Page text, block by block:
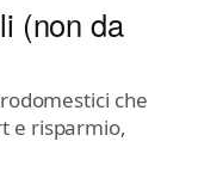
(non da
che
e risparmio,